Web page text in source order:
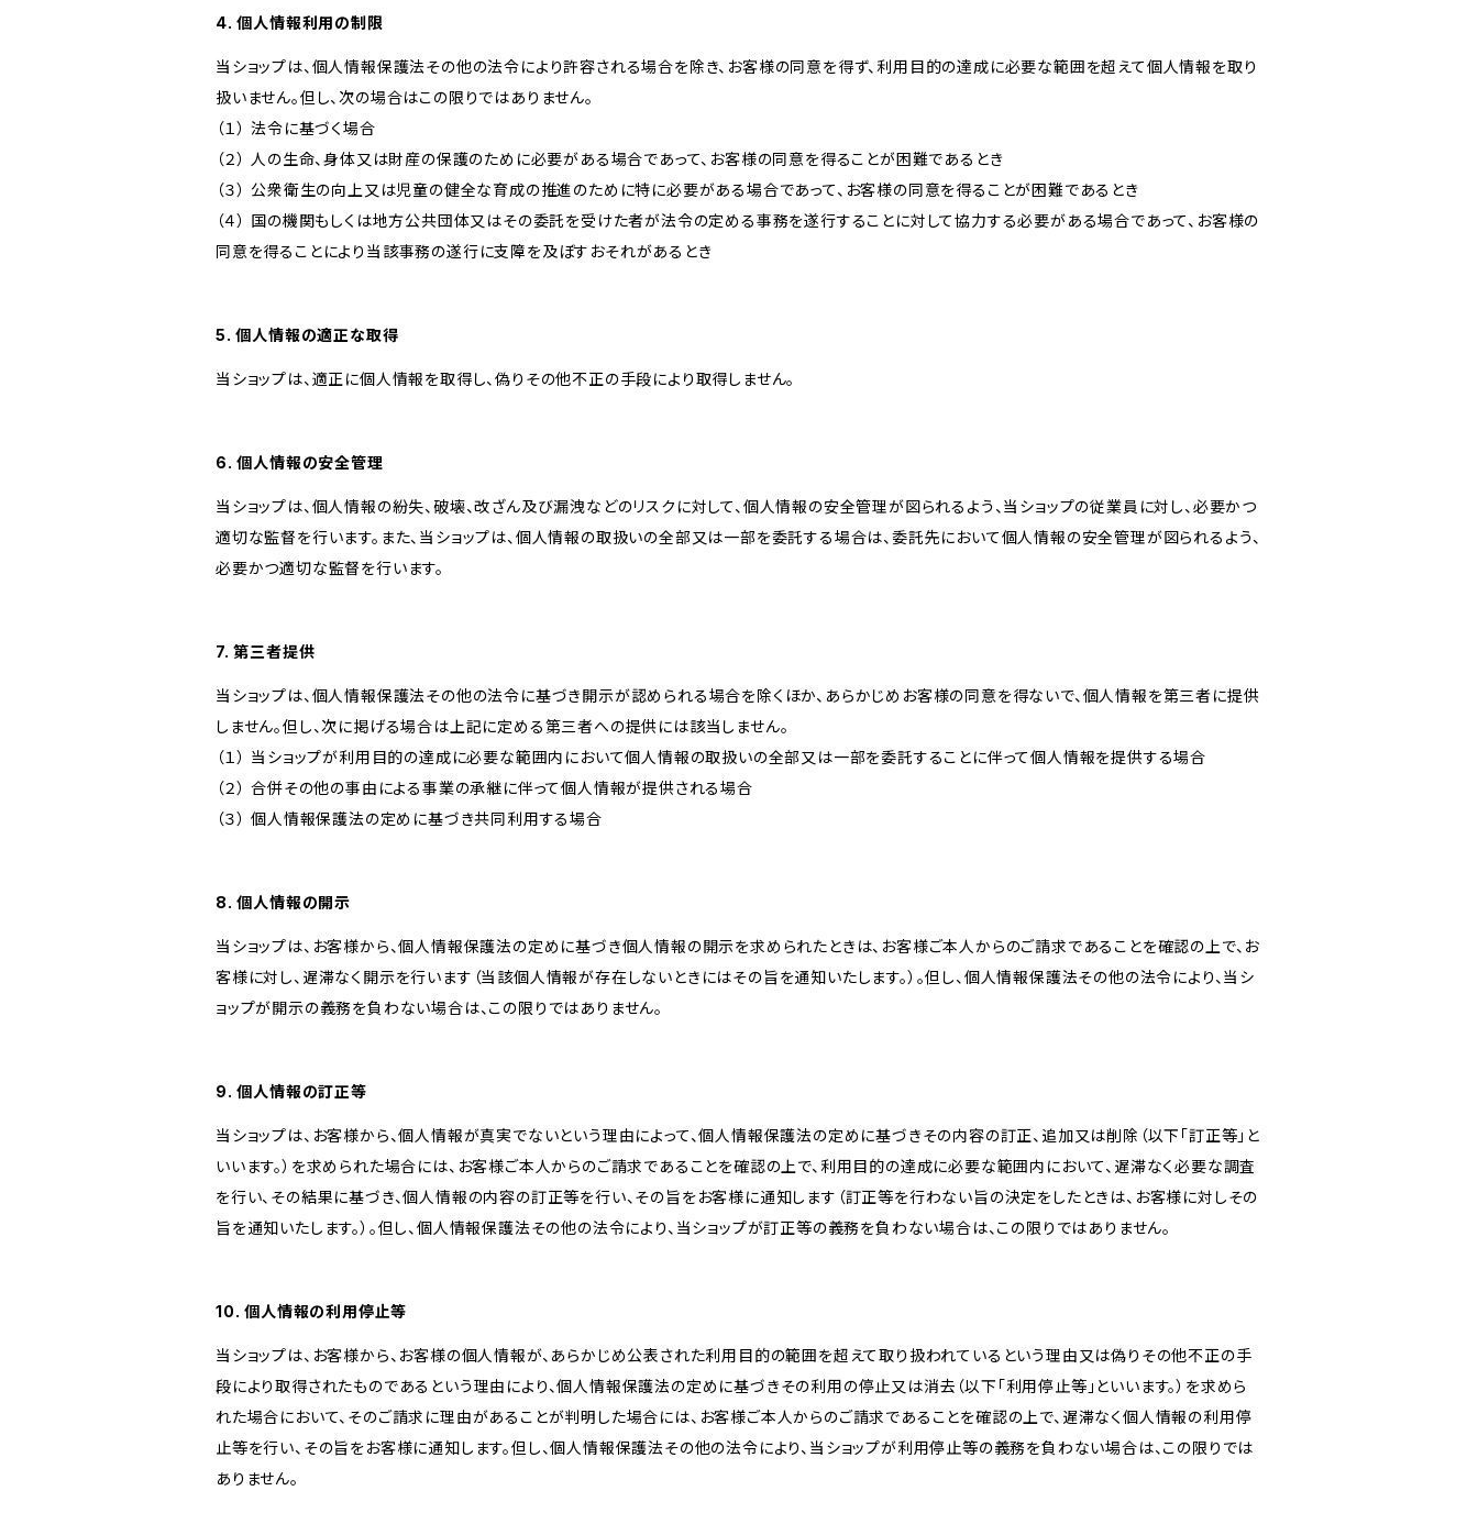
4. 個人情報利用の制限
当ショップは、個人情報保護法その他の法令により許容される場合を除き、お客様の同意を得ず、利用目的の達成に必要な範囲を超えて個人情報を取り
扱いません。但し、次の場合はこの限りではありません。
（１） 法令に基づく場合
（２） 人の生命、身体又は財産の保護のために必要がある場合であって、お客様の同意を得ることが困難であるとき
（３） 公衆衛生の向上又は児童の健全な育成の推進のために特に必要がある場合であって、お客様の同意を得ることが困難であるとき
（４） 国の機関もしくは地方公共団体又はその委託を受けた者が法令の定める事務を遂行することに対して協力する必要がある場合であって、お客様の
同意を得ることにより当該事務の遂行に支障を及ぼすおそれがあるとき
5. 個人情報の適正な取得
当ショップは、適正に個人情報を取得し、偽りその他不正の手段により取得しません。
6. 個人情報の安全管理
当ショップは、個人情報の紛失、破壊、改ざん及び漏洩などのリスクに対して、個人情報の安全管理が図られるよう、当ショップの従業員に対し、必要かつ
適切な監督を行います。また、当ショップは、個人情報の取扱いの全部又は一部を委託する場合は、委託先において個人情報の安全管理が図られるよう、
必要かつ適切な監督を行います。
7. 第三者提供
当ショップは、個人情報保護法その他の法令に基づき開示が認められる場合を除くほか、あらかじめお客様の同意を得ないで、個人情報を第三者に提供
しません。但し、次に掲げる場合は上記に定める第三者への提供には該当しません。
（１） 当ショップが利用目的の達成に必要な範囲内において個人情報の取扱いの全部又は一部を委託することに伴って個人情報を提供する場合
（２） 合併その他の事由による事業の承継に伴って個人情報が提供される場合
（３） 個人情報保護法の定めに基づき共同利用する場合
8. 個人情報の開示
当ショップは、お客様から、個人情報保護法の定めに基づき個人情報の開示を求められたときは、お客様ご本人からのご請求であることを確認の上で、お
客様に対し、遅滞なく開示を行います（当該個人情報が存在しないときにはその旨を通知いたします。）。但し、個人情報保護法その他の法令により、当シ
ョップが開示の義務を負わない場合は、この限りではありません。
9. 個人情報の訂正等
当ショップは、お客様から、個人情報が真実でないという理由によって、個人情報保護法の定めに基づきその内容の訂正、追加又は削除（以下「訂正等」と
いいます。）を求められた場合には、お客様ご本人からのご請求であることを確認の上で、利用目的の達成に必要な範囲内において、遅滞なく必要な調査
を行い、その結果に基づき、個人情報の内容の訂正等を行い、その旨をお客様に通知します（訂正等を行わない旨の決定をしたときは、お客様に対しその
旨を通知いたします。）。但し、個人情報保護法その他の法令により、当ショップが訂正等の義務を負わない場合は、この限りではありません。
10. 個人情報の利用停止等
当ショップは、お客様から、お客様の個人情報が、あらかじめ公表された利用目的の範囲を超えて取り扱われているという理由又は偽りその他不正の手
段により取得されたものであるという理由により、個人情報保護法の定めに基づきその利用の停止又は消去（以下「利用停止等」といいます。）を求めら
れた場合において、そのご請求に理由があることが判明した場合には、お客様ご本人からのご請求であることを確認の上で、遅滞なく個人情報の利用停
止等を行い、その旨をお客様に通知します。但し、個人情報保護法その他の法令により、当ショップが利用停止等の義務を負わない場合は、この限りでは
ありません。